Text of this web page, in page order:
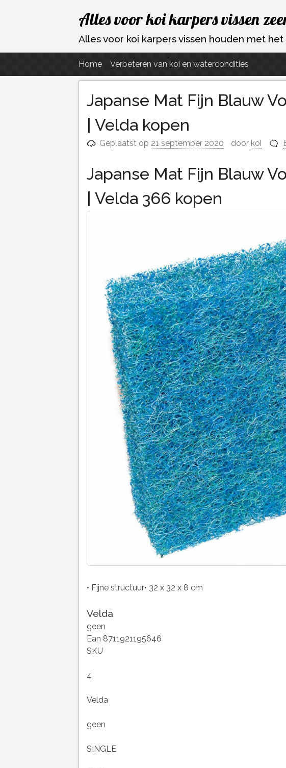
Ga
naar
de
Alles voor koi karpers vissen
Alles voor koi karpers vissen houden met
Home Verbeteren van koi en watercondities
Japanse Mat Fijn Blauw
| Velda kopen
Geplaatst op 21 september 2020 door koi
Japanse Mat Fijn Blauw
| Velda 366 kopen
• Fijne structuur• 32 x 32 x 8 cm
Velda
geen
Ean 8711921195646
SKU
4
Velda
geen
SINGLE